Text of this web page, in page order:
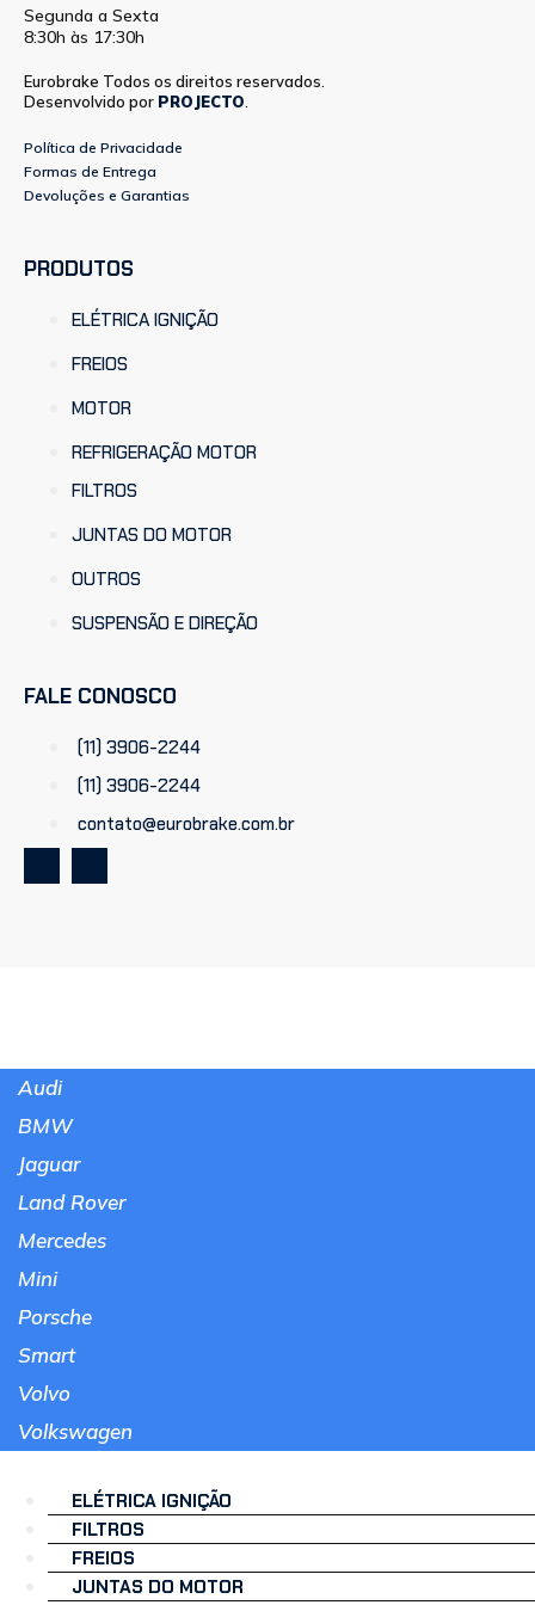
Segunda a Sexta
8:30h às 17:30h
Eurobrake Todos os direitos reservados.
Desenvolvido por PROJECTO
Política de Privacidade
Formas de Entrega
Devoluções e Garantias
PRODUTOS
ELÉTRICA IGNIÇÃO
FREIOS
MOTOR
REFRIGERAÇÃO MOTOR
FILTROS
JUNTAS DO MOTOR
OUTROS
SUSPENSÃO E DIREÇÃO
FALE CONOSCO
(11) 3906-2244
(11) 3906-2244
contato@eurobrake.com.br
Audi
BMW
Jaguar
Land Rover
Mercedes
Mini
Porsche
Smart
Volvo
Volkswagen
ELÉTRICA IGNIÇÃO
FILTROS
FREIOS
JUNTAS DO MOTOR